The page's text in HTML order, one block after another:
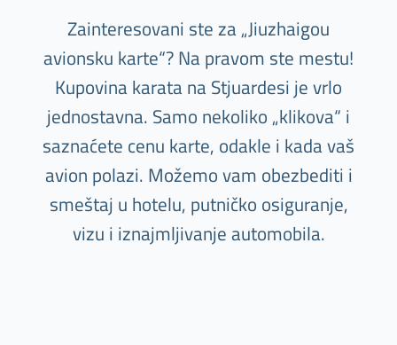
Zainteresovani ste za „Jiuzhaigou
avionsku karte“? Na pravom ste mestu!
Kupovina karata na Stjuardesi je vrlo
jednostavna. Samo nekoliko „klikova“ i
saznaćete cenu karte, odakle i kada vaš
avion polazi. Možemo vam obezbediti i
smeštaj u hotelu, putničko osiguranje,
vizu i iznajmljivanje automobila.